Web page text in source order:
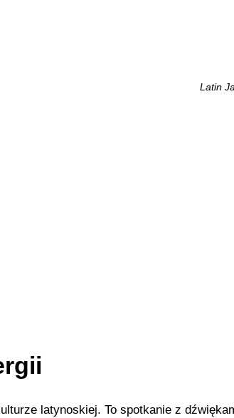
Latin
latynoskiej. To spotkanie z